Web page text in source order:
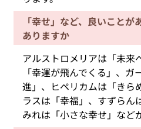
「幸せ」など、良いこと
ありますか
アルストロメリアは「未来
「幸運が飛んでくる」、
進」、ヒペリカムは「きら
ラスは「幸福」、すずらん
みれは「小さな幸せ」など